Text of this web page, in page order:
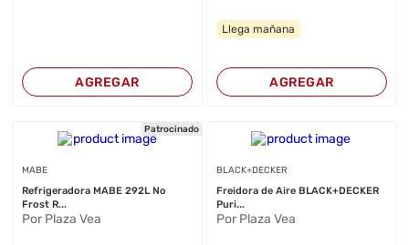
AGREGAR
Llega mañana
AGREGAR
Patrocinado
MABE
Refrigeradora MABE 292L No
Frost R...
Por Plaza Vea
BLACK+DECKER
Freidora de Aire BLACK+DECKER
Puri...
Por Plaza Vea